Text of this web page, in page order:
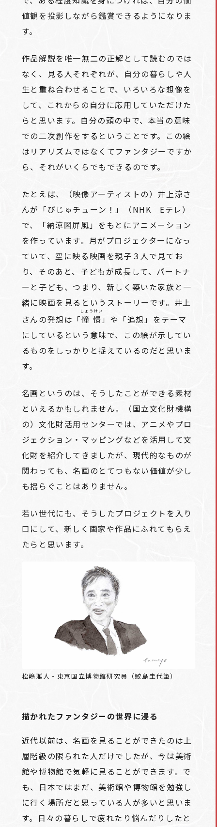
値観を投影しながら鑑賞できるようになりま
す。
作品解説を唯一無二の正解として読むのでは
なく、見る人それぞれが、自分の暮らしや人
生と重ね合わせることで、いろいろな想像を
して、これからの自分に応用していただけた
らと思います。自分の頭の中で、本当の意味
での二次創作をするということです。この絵
はリアリズムではなくてファンタジーですか
ら、それがいくらでもできるのです。
たとえば、（映像アーティストの）井上涼さ
んが「びじゅチューン！」（NHK Eテレ）
で、「納涼図屏風」をもとにアニメーション
を作っています。月がプロジェクターになっ
ていて、空に映る映画を親子３人で見てお
り、そのあと、子どもが成長して、パートナ
ーと子ども、つまり、新しく築いた家族と一
緒に映画を見るというストーリーです。井上
さんの発想は「憧憬
しょうけい
」や「追想」をテーマ
にしているという意味で、この絵が示してい
るものをしっかりと捉えているのだと思いま
す。
名画というのは、そうしたことができる素材
といえるかもしれません。（国立文化財機構
の）文化財活用センターでは、アニメやプロ
ジェクション・マッピングなどを活用して文
化財を紹介してきましたが、現代的なものが
関わっても、名画のとてつもない価値が少し
も揺らぐことはありません。
若い世代にも、そうしたプロジェクトを入り
口にして、新しく画家や作品にふれてもらえ
たらと思います。
松嶋雅人・東京国立博物館研究員（鮫島圭代筆）
描かれたファンタジーの世界に浸る
近代以前は、名画を見ることができたのは上
層階級の限られた人だけでしたが、今は美術
館や博物館で気軽に見ることができます。で
も、日本ではまだ、美術館や博物館を勉強し
に行く場所だと思っている人が多いと思いま
す。日々の暮らしで疲れたり悩んだりしたと